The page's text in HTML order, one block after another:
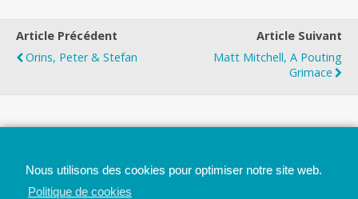
Article Précédent
Orins, Peter & Stefan
Article Suivant
Matt Mitchell, A Pouting
Grimace
Nous utilisons des cookies pour optimiser notre site web.
Politique de cookies